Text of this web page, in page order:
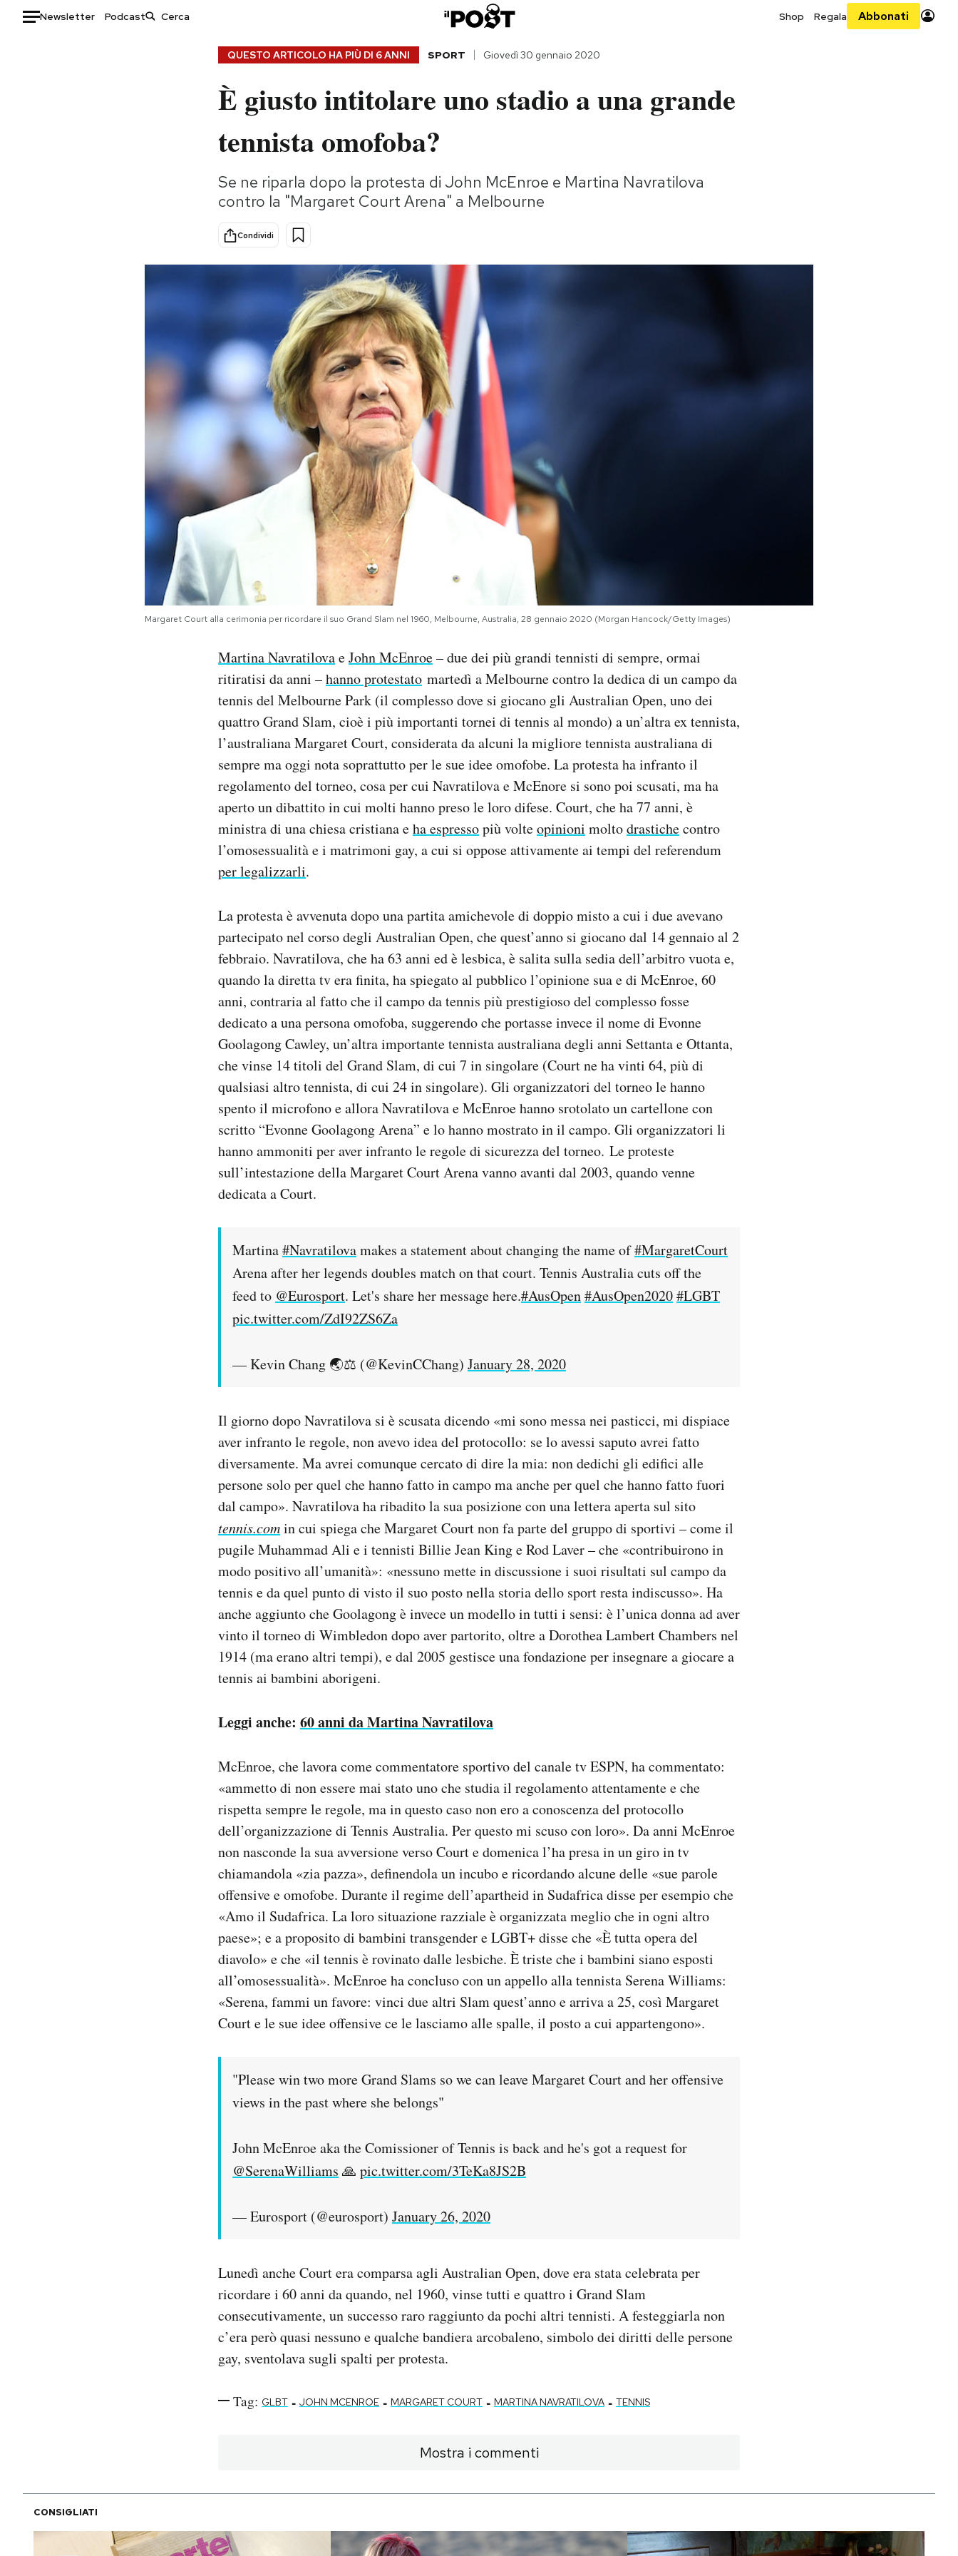
Newsletter Podcast Shop Regala Abbonati
Storie/Idee
Ok Boomer!
Altrecose
QUESTO ARTICOLO HA PIÙ DI 6 ANNI SPORT Giovedì 30 gennaio 2020
È giusto intitolare uno stadio a una grande
tennista omofoba?
Se ne riparla dopo la protesta di John McEnroe e Martina Navratilova
contro la "Margaret Court Arena" a Melbourne
Condividi
Margaret Court alla cerimonia per ricordare il suo Grand Slam nel 1960, Melbourne, Australia, 28 gennaio 2020 (Morgan Hancock/Getty Images)
Martina NavratilovaeJohn McEnroe– due dei più grandi tennisti di sempre, ormai
ritiratisi da anni –hanno protestato martedì a Melbourne contro la dedica di un campo da
tennis del Melbourne Park (il complesso dove si giocano gli Australian Open, uno dei
quattro Grand Slam, cioè i più importanti tornei di tennis al mondo) a un’altra ex tennista,
l’australiana Margaret Court, considerata da alcuni la migliore tennista australiana di
sempre ma oggi nota soprattutto per le sue idee omofobe. La protesta ha infranto il
regolamento del torneo, cosa per cui Navratilova e McEnore si sono poi scusati, ma ha
aperto un dibattito in cui molti hanno preso le loro difese. Court, che ha 77 anni, è
ministra di una chiesa cristiana eha espressopiù volteopinioni moltodrastichecontro
l’omosessualità e i matrimoni gay, a cui si oppose attivamente ai tempi del referendum
per legalizzarli.
La protesta è avvenuta dopo una partita amichevole di doppio misto a cui i due avevano
partecipato nel corso degli Australian Open, che quest’anno si giocano dal 14 gennaio al 2
febbraio. Navratilova, che ha 63 anni ed è lesbica, è salita sulla sedia dell’arbitro vuota e,
quando la diretta tv era finita, ha spiegato al pubblico l’opinione sua e di McEnroe, 60
anni, contraria al fatto che il campo da tennis più prestigioso del complesso fosse
dedicato a una persona omofoba, suggerendo che portasse invece il nome di Evonne
Goolagong Cawley, un’altra importante tennista australiana degli anni Settanta e Ottanta,
che vinse 14 titoli del Grand Slam, di cui 7 in singolare (Court ne ha vinti 64, più di
qualsiasi altro tennista, di cui 24 in singolare). Gli organizzatori del torneo le hanno
spento il microfono e allora Navratilova e McEnroe hanno srotolato un cartellone con
scritto “Evonne Goolagong Arena” e lo hanno mostrato in il campo. Gli organizzatori li
hanno ammoniti per aver infranto le regole di sicurezza del torneo. Le proteste
sull’intestazione della Margaret Court Arena vanno avanti dal 2003, quando venne
dedicata a Court.
Martina#Navratilovamakes a statement about changing the name of#MargaretCourt
Arena after her legends doubles match on that court. Tennis Australia cuts off the
feed to @Eurosport. Let's share her message here.#AusOpen#AusOpen2020#LGBT
pic.twitter.com/ZdI92ZS6Za
— Kevin Chang 🌏⚖️ (@KevinCChang) January 28, 2020
Il giorno dopo Navratilova si è scusata dicendo «mi sono messa nei pasticci, mi dispiace
aver infranto le regole, non avevo idea del protocollo: se lo avessi saputo avrei fatto
diversamente. Ma avrei comunque cercato di dire la mia: non dedichi gli edifici alle
persone solo per quel che hanno fatto in campo ma anche per quel che hanno fatto fuori
dal campo». Navratilova ha ribadito la sua posizione con una lettera aperta sul sito
tennis.comin cui spiega che Margaret Court non fa parte del gruppo di sportivi – come il
pugile Muhammad Ali e i tennisti Billie Jean King e Rod Laver – che «contribuirono in
modo positivo all’umanità»: «nessuno mette in discussione i suoi risultati sul campo da
tennis e da quel punto di visto il suo posto nella storia dello sport resta indiscusso». Ha
anche aggiunto che Goolagong è invece un modello in tutti i sensi: è l’unica donna ad aver
vinto il torneo di Wimbledon dopo aver partorito, oltre a Dorothea Lambert Chambers nel
1914 (ma erano altri tempi), e dal 2005 gestisce una fondazione per insegnare a giocare a
tennis ai bambini aborigeni.
Leggi anche: 60 anni da Martina Navratilova
McEnroe, che lavora come commentatore sportivo del canale tv ESPN, ha commentato:
«ammetto di non essere mai stato uno che studia il regolamento attentamente e che
rispetta sempre le regole, ma in questo caso non ero a conoscenza del protocollo
dell’organizzazione di Tennis Australia. Per questo mi scuso con loro». Da anni McEnroe
non nasconde la sua avversione verso Court e domenica l’ha presa in un giro in tv
chiamandola «zia pazza», definendola un incubo e ricordando alcune delle «sue parole
offensive e omofobe. Durante il regime dell’apartheid in Sudafrica disse per esempio che
«Amo il Sudafrica. La loro situazione razziale è organizzata meglio che in ogni altro
paese»; e a proposito di bambini transgender e LGBT+ disse che «È tutta opera del
diavolo» e che «il tennis è rovinato dalle lesbiche. È triste che i bambini siano esposti
all’omosessualità». McEnroe ha concluso con un appello alla tennista Serena Williams:
«Serena, fammi un favore: vinci due altri Slam quest’anno e arriva a 25, così Margaret
Court e le sue idee offensive ce le lasciamo alle spalle, il posto a cui appartengono».
"Please win two more Grand Slams so we can leave Margaret Court and her offensive
views in the past where she belongs"
John McEnroe aka the Comissioner of Tennis is back and he's got a request for
@SerenaWilliams 🙏 pic.twitter.com/3TeKa8JS2B
— Eurosport (@eurosport) January 26, 2020
Lunedì anche Court era comparsa agli Australian Open, dove era stata celebrata per
ricordare i 60 anni da quando, nel 1960, vinse tutti e quattro i Grand Slam
consecutivamente, un successo raro raggiunto da pochi altri tennisti. A festeggiarla non
c’era però quasi nessuno e qualche bandiera arcobaleno, simbolo dei diritti delle persone
gay, sventolava sugli spalti per protesta.
Tag: GLBT - JOHN MCENROE - MARGARET COURT - MARTINA NAVRATILOVA - TENNIS
Mostra i commenti
CONSIGLIATI